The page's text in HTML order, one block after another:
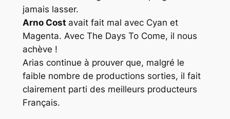
jamais lasser.
Arno Cost avait fait mal avec Cyan et
Magenta. Avec The Days To Come, il nous
achève !
Arias continue à prouver que, malgré le
faible nombre de productions sorties, il fait
clairement parti des meilleurs producteurs
Français.